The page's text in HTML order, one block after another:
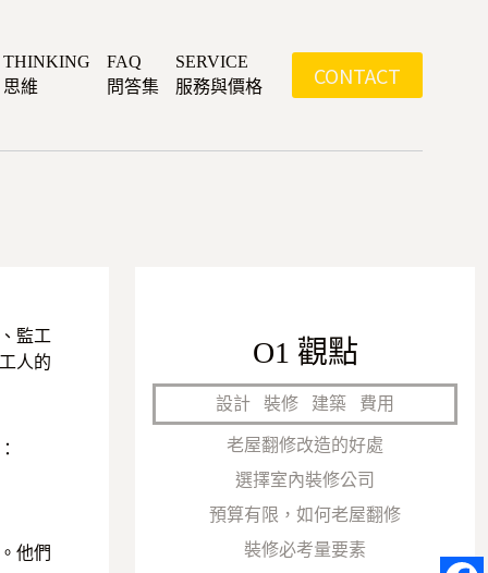
THINKING
思維
FAQ
問答集
SERVICE
服務與價格
CONTACT
監工
人的
他們
O1 觀點
設計 裝修 建築 費用
老屋翻修改造的好處
選擇室內裝修公司
預算有限，如何老屋翻修
裝修必考量要素